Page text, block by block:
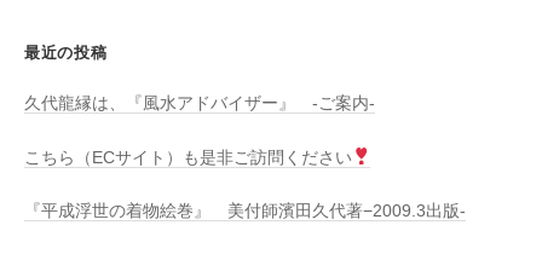
最近の投稿
久代龍縁は、『風水アドバイザー』 -ご案内-
こちら（ECサイト）も是非ご訪問ください
『平成浮世の着物絵巻』 美付師濱田久代著−2009.3出版-